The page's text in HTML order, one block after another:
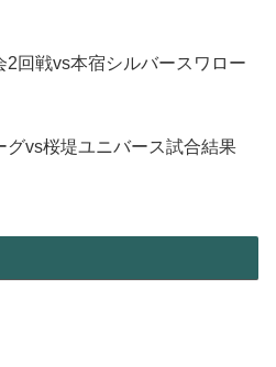
2回戦vs本宿シルバースワロー
グvs桜堤ユニバース試合結果